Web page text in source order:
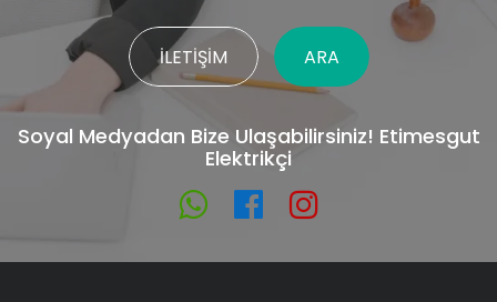
İLETIŞIM ARA
Soyal Medyadan Bize Ulaşabilirsiniz! Etimesgut
Elektrikçi